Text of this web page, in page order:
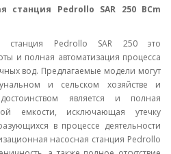
станция Pedrollo SAR 250 BCm
станция Pedrollo SAR 250 это
и полная автоматизация процесса
вод. Предлагаемые модели могут
и сельском хозяйстве и
является и полная
емкости, исключающая утечку
в процессе деятельности
насосная станция Pedrollo